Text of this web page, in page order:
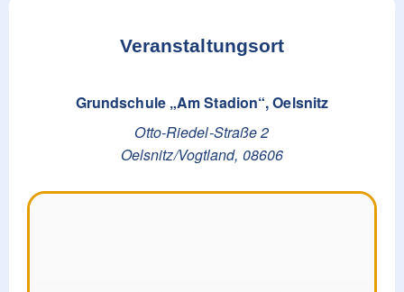
Veranstaltungsort
Grundschule „Am Stadion“, Oelsnitz
Otto-Riedel-Straße 2
Oelsnitz/Vogtland, 08606